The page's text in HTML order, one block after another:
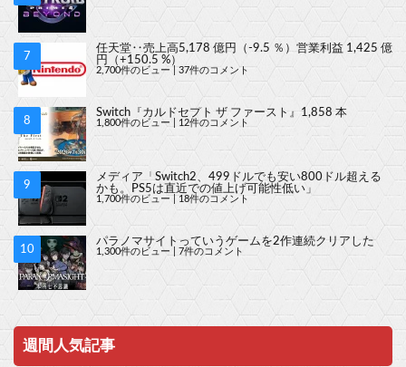
任天堂‥売上高5,178 億円（-9.5 ％）営業利益 1,425 億
円（+150.5 %）
2,700件のビュー |37件のコメント
Switch『カルドセプト ザ ファースト』1,858 本
1,800件のビュー 12件のコメント
メディア「Switch2、499ドルでも安い800ドル超える
かも。PS5は直近での値上げ可能性低い」
1,700件のビュー 18件のコメント
パラノマサイトっていうゲームを2作連続クリアした
1,300件のビュー 7件のコメント
週間人気記事